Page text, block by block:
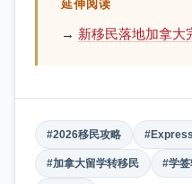
延伸阅读
→ 新移民落地加拿大
#2026移民攻略
#加拿大留学转移民 #学